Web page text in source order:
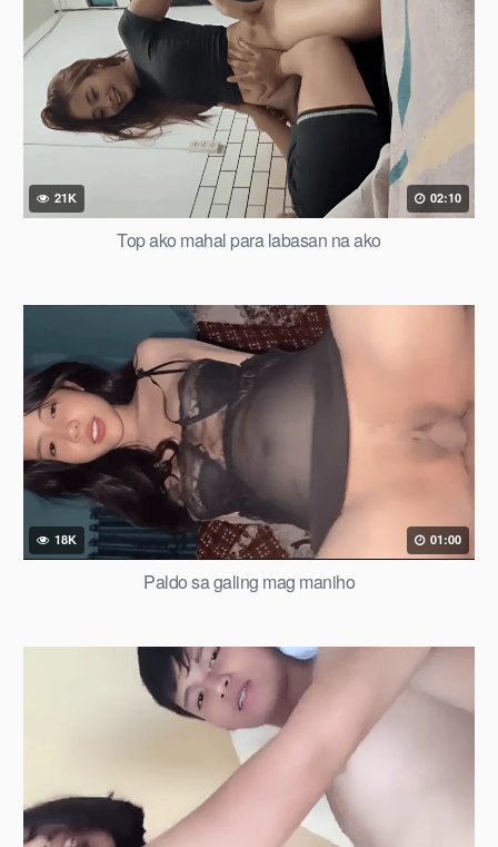
21K 02:10
Top ako mahal para labasan na ako
18K 01:00
Paldo sa galing mag maniho